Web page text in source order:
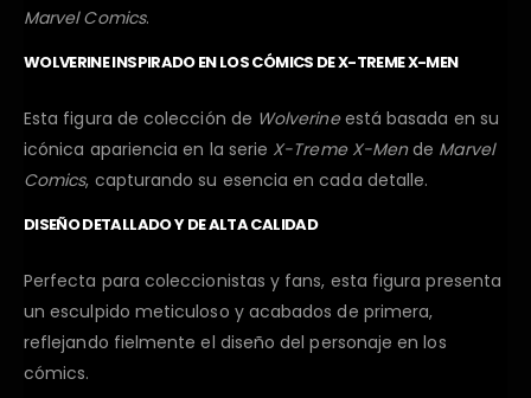
Marvel Comics.
WOLVERINE INSPIRADO EN LOS CÓMICS DE X-TREME X-MEN
Esta figura de colección de Wolverineestá basada en su
icónica apariencia en la serie X-Treme X-Mende Marvel
Comics, capturando su esencia en cada detalle.
DISEÑO DETALLADO Y DE ALTA CALIDAD
Perfecta para coleccionistas y fans, esta figura presenta
un esculpido meticuloso y acabados de primera,
reflejando fielmente el diseño del personaje en los
cómics.